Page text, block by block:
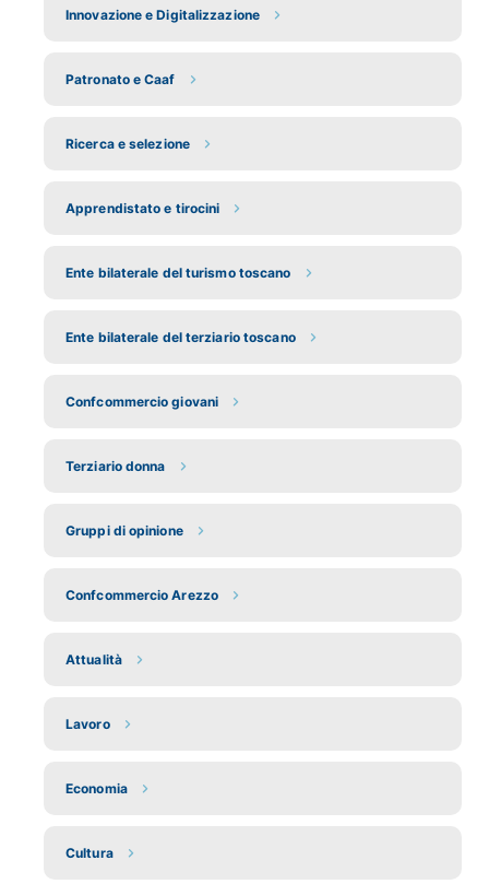
Innovazione e Digitalizzazione
Patronato e Caaf
Ricerca e selezione
Apprendistato e tirocini
Ente bilaterale del turismo toscano
Ente bilaterale del terziario toscano
Confcommercio giovani
Terziario donna
Gruppi di opinione
Confcommercio Arezzo
Attualità
Lavoro
Economia
Cultura